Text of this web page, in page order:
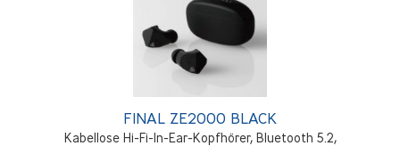
FINAL ZE2000 BLACK
Kabellose Hi-Fi-In-Ear-Kopfhörer, Bluetooth 5.2,